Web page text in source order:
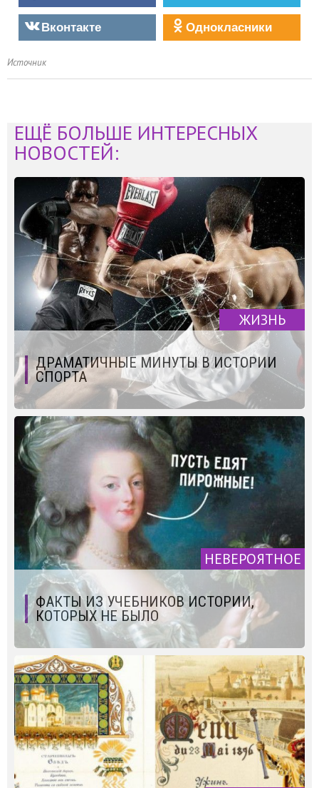
Вконтакте
Однокласники
Источник
ЕЩЁ БОЛЬШЕ ИНТЕРЕСНЫХ
НОВОСТЕЙ:
ЖИЗНЬ
ДРАМАТИЧНЫЕ МИНУТЫ В ИСТОРИИ
СПОРТА
НЕВЕРОЯТНОЕ
ФАКТЫ ИЗ УЧЕБНИКОВ ИСТОРИИ,
КОТОРЫХ НЕ БЫЛО